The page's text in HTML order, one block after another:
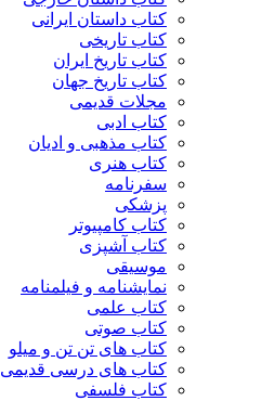
کتاب داستان ایرانی
کتاب تاریخی
کتاب تاریخ ایران
کتاب تاریخ جهان
مجلات قدیمی
کتاب ادبی
کتاب مذهبی و ادیان
کتاب هنری
سفرنامه
پزشکی
کتاب کامپیوتر
کتاب آشپزی
موسیقی
نمایشنامه و فیلمنامه
کتاب علمی
کتاب صوتی
کتاب های تن تن و میلو
کتاب های درسی قدیمی
کتاب فلسفی